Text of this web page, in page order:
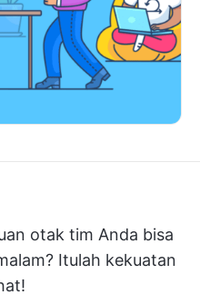
otak tim Anda bisa
Itulah kekuatan